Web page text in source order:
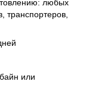
любых
транспортеров,
или